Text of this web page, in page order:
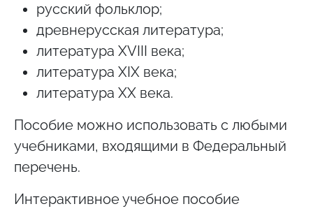
русский фольклор;
древнерусская литература;
литература XVIII века;
литература XIX века;
литература XX века.
Пособие можно использовать с любыми
учебниками, входящими в Федеральный
перечень.
Интерактивное учебное пособие